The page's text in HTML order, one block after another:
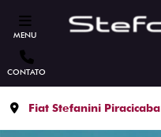
MENU
CONTATO
Fiat Stefanini Piracicaba